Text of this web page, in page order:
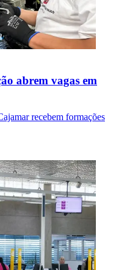
abrem vagas em
recebem formações